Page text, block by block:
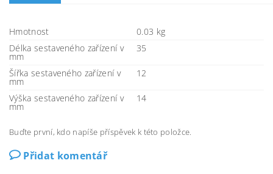
Hmotnost
0.03 kg
Délka sestaveného zařízení v
mm
35
Šířka sestaveného zařízení v
mm
12
Výška sestaveného zařízení v
mm
14
Buďte první, kdo napíše příspěvek k této položce.
Přidat komentář